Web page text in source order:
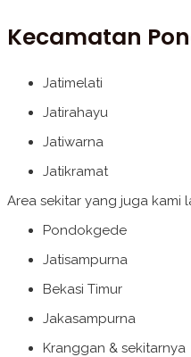
Kecamatan
Jatimelati
Jatirahayu
Jatiwarna
Jatikramat
Area sekitar yang juga kami
Pondokgede
Jatisampurna
Bekasi Timur
Jakasampurna
Kranggan & sekitarnya